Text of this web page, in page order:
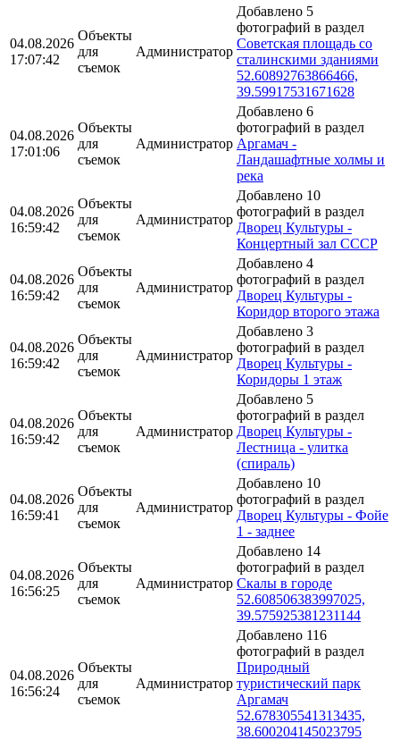
04.08.2026
17:07:42
Объекты
для
съемок
Администратор
Добавлено 5
фотографий в раздел
Советская площадь со
сталинскими зданиями
52.60892763866466,
39.59917531671628
04.08.2026
17:01:06
Объекты
для
съемок
Администратор
Добавлено 6
фотографий в раздел
Аргамач -
Ландашафтные холмы и
река
04.08.2026
16:59:42
Объекты
для
съемок
Администратор
Добавлено 10
фотографий в раздел
Дворец Культуры -
Концертный зал СССР
04.08.2026
16:59:42
Объекты
для
съемок
Администратор
Добавлено 4
фотографий в раздел
Дворец Культуры -
Коридор второго этажа
04.08.2026
16:59:42
Объекты
для
съемок
Администратор
Добавлено 3
фотографий в раздел
Дворец Культуры -
Коридоры 1 этаж
04.08.2026
16:59:42
Объекты
для
съемок
Администратор
Добавлено 5
фотографий в раздел
Дворец Культуры -
Лестница - улитка
(спираль)
04.08.2026
16:59:41
Объекты
для
съемок
Администратор
Добавлено 10
фотографий в раздел
Дворец Культуры - Фойе
1 - заднее
04.08.2026
16:56:25
Объекты
для
съемок
Администратор
Добавлено 14
фотографий в раздел
Скалы в городе
52.608506383997025,
39.575925381231144
04.08.2026
16:56:24
Объекты
для
съемок
Администратор
Добавлено 116
фотографий в раздел
Природный
туристический парк
Аргамач
52.678305541313435,
38.600204145023795